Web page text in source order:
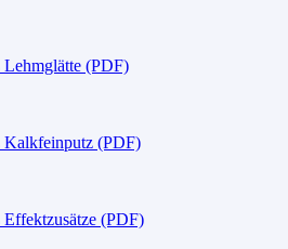
Lehmglätte (PDF)
Kalkfeinputz (PDF)
(PDF)